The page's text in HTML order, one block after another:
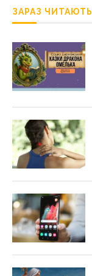
ЗАРАЗ ЧИТАЮТЬ